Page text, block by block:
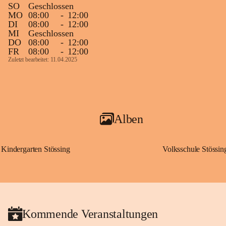
SO
Geschlossen
MO 08:00 - 12:00
DI
08:00 - 12:00
MI
Geschlossen
DO
08:00 - 12:00
FR
08:00 - 12:00
Zuletzt bearbeitet: 11.04.2025
Alben
Kindergarten Stössing Volksschule
Kommende Veranstaltungen